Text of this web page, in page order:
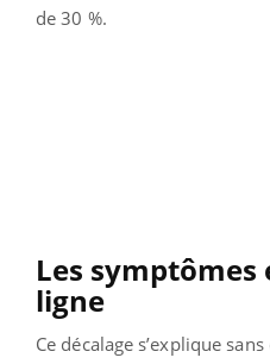
de 30 %.
Les
ligne
Ce décalage s’explique